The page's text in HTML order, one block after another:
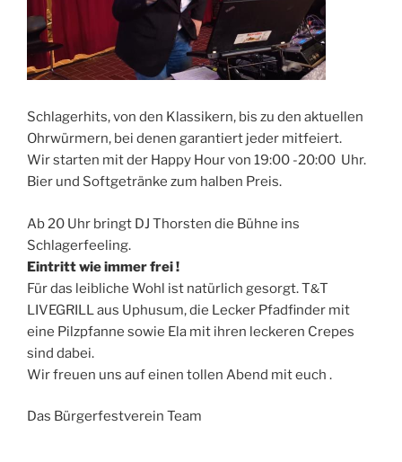
Schlagerhits, von den Klassikern, bis zu den aktuellen
Ohrwürmern, bei denen garantiert jeder mitfeiert.
Wir starten mit der Happy Hour von 19:00 -20:00 Uhr.
Bier und Softgetränke zum halben Preis.
Ab 20 Uhr bringt DJ Thorsten die Bühne ins
Schlagerfeeling.
Eintritt wie immer frei !
Für das leibliche Wohl ist natürlich gesorgt. T&T
LIVEGRILL aus Uphusum, die Lecker Pfadfinder mit
eine Pilzpfanne sowie Ela mit ihren leckeren Crepes
sind dabei.
Wir freuen uns auf einen tollen Abend mit euch .
Das Bürgerfestverein Team